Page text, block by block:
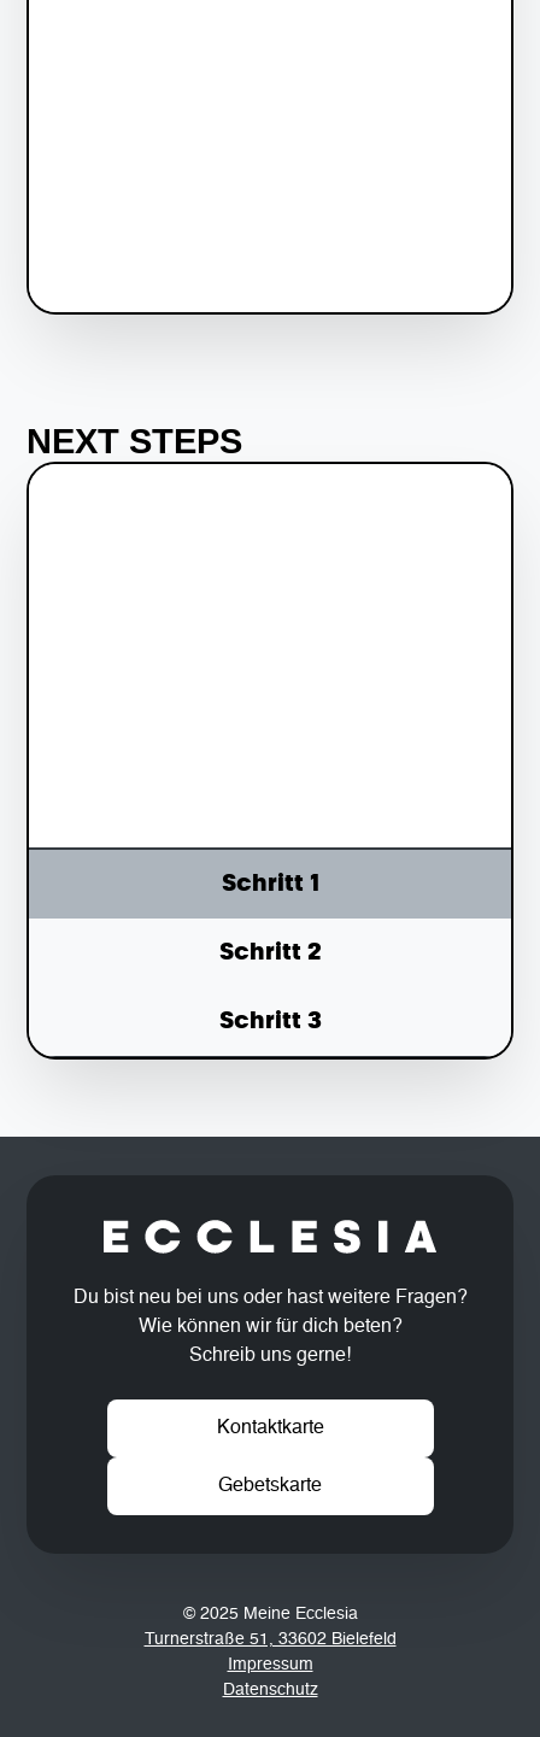
NEXT STEPS
Schritt 1
Schritt 2
Schritt 3
Du bist neu bei uns oder hast weitere Fragen?
Wie können wir für dich beten?
Schreib uns gerne!
Kontaktkarte
Gebetskarte
© 2025 Meine Ecclesia
Turnerstraße 51, 33602 Bielefeld
Impressum
Datenschutz